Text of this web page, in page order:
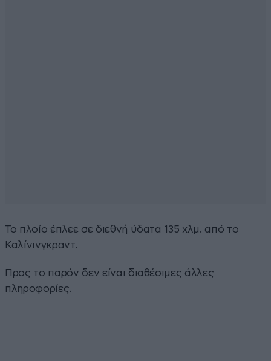
Το πλοίο έπλεε σε διεθνή ύδατα 135 χλμ. από το
Καλίνινγκραντ.
Προς το παρόν δεν είναι διαθέσιμες άλλες
πληροφορίες.